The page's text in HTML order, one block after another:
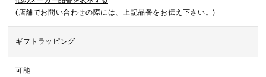
(店舗でお問い合わせの際には、上記品番をお伝え下さい。)
ギフトラッピング
可能